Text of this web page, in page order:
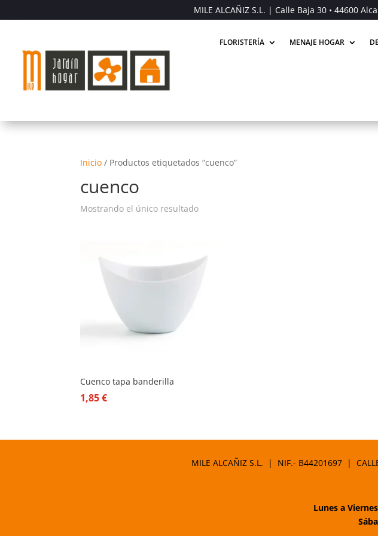
MILE ALCAÑIZ S.L. | Calle Baja 30 • 44600
FLORISTERÍA MENAJE HOGAR
Inicio / Productos etiquetados “cuenco”
cuenco
Mostrando el único resultado
Cuenco tapa banderilla
1,85€
MILE ALCAÑIZ S.L. | NIF.- B44201697 |
Lunes a